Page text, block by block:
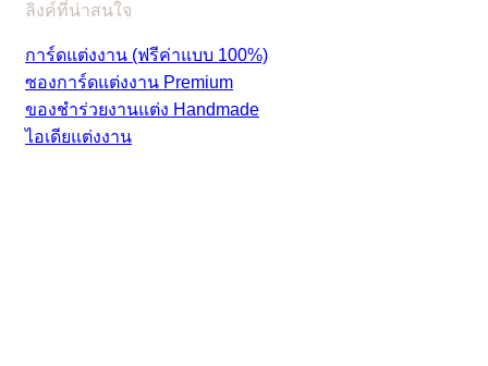
ลิงค์ที่น่าสนใจ
การ์ดแต่งงาน (ฟรีค่าแบบ 100%)
ซองการ์ดแต่งงาน Premium
ของชำร่วยงานแต่ง Handmade
ไอเดียแต่งงาน